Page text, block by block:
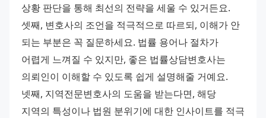
상황 판단을 통해 최선의 전략을 세울 수 있거든요.
셋째, 변호사의 조언을 적극적으로 따르되, 이해가 안
되는 부분은 꼭 질문하세요. 법률 용어나 절차가
어렵게 느껴질 수 있지만, 좋은 법률상담변호사는
의뢰인이 이해할 수 있도록 쉽게 설명해줄 거예요.
넷째, 지역전문변호사의 도움을 받는다면, 해당
지역의 특성이나 법원 분위기에 대한 인사이트를 적극